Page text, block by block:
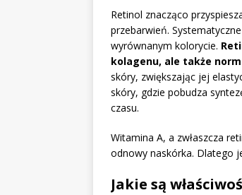
Retinol znacząco
przebarwień.
wyrównanym kolorycie.
kolagenu, ale także
skóry, zwiększając jej
skóry, gdzie pobudza
czasu.
Witamina A, a zwłaszcza
odnowy naskórka. Dlatego
Jakie są